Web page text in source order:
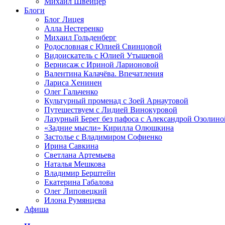
Блоги
Блог Лицея
Алла Нестеренко
Михаил Гольденберг
Родословная с Юлией Свинцовой
Видоискатель с Юлией Утышевой
Вернисаж с Ириной Ларионовой
Валентина Калачёва. Впечатления
Лариса Хенинен
Олег Гальченко
Культурный променад с Зоей Арнаутовой
Путешествуем с Лидией Винокуровой
Лазурный Берег без пафоса с Александрой
«Задние мысли» Кирилла Олюшкина
Застолье с Владимиром Софиенко
Ирина Савкина
Светлана Артемьева
Наталья Мешкова
Владимир Берштейн
Екатерина Габалова
Олег Липовецкий
Илона Румянцева
Афиша